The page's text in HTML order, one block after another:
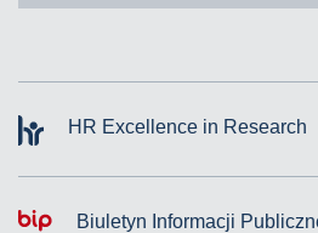
HR Excellence in Research
Biuletyn Informacji